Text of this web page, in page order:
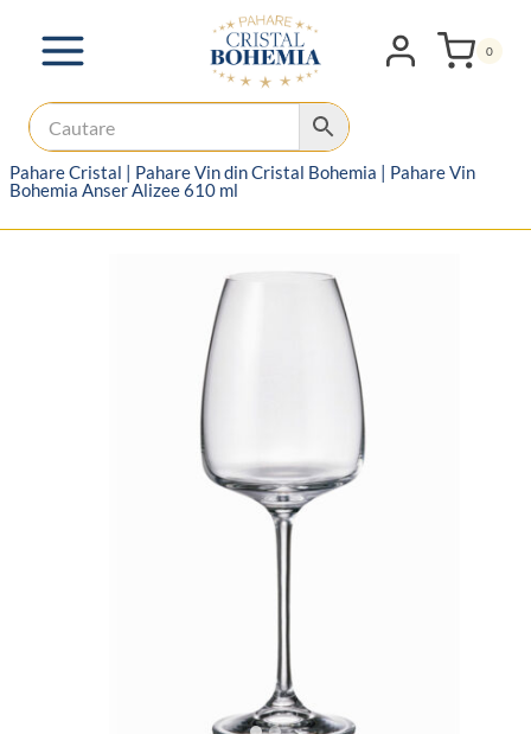
0
Pahare Cristal | Pahare Vin din Cristal Bohemia | Pahare Vin
Bohemia Anser Alizee 610 ml